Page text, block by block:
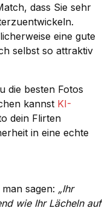
dass Sie sehr
eine gute
selbst so attraktiv
die besten Fotos
kannst KI-
dein Flirten
in eine echte
sagen: „Ihr
wie Ihr Lächeln auf